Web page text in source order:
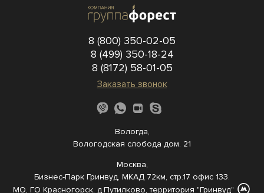
8 (800) 350-02-05
8 (499) 350-18-24
8 (8172) 58-01-05
Заказать звонок
Вологда,
Вологодская слобода дом. 21
Москва,
Бизнес-Парк Гринвуд, МКАД 72км, стр.17 офис 133.
МО, ГО Красногорск, д.Путилково, территория "Гринвуд"